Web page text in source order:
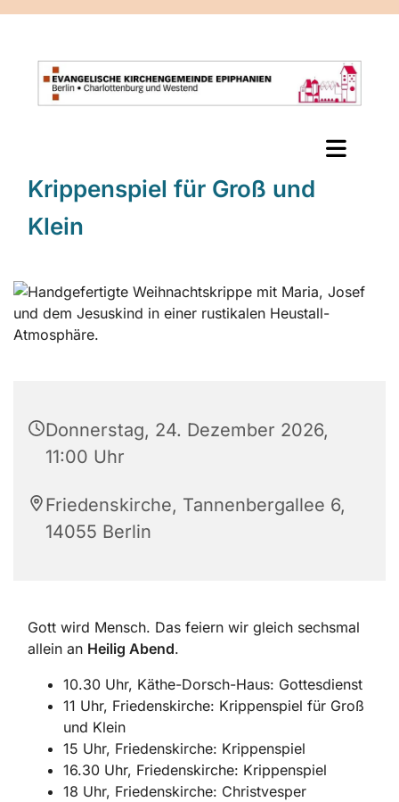
Krippenspiel für Groß und
Klein
Donnerstag, 24. Dezember 2026,
11:00 Uhr
Friedenskirche, Tannenbergallee 6,
14055 Berlin
Gott wird Mensch. Das feiern wir gleich sechsmal
allein an Heilig Abend.
10.30 Uhr, Käthe-Dorsch-Haus: Gottesdienst
11 Uhr, Friedenskirche: Krippenspiel für Groß
und Klein
15 Uhr, Friedenskirche: Krippenspiel
16.30 Uhr, Friedenskirche: Krippenspiel
18 Uhr, Friedenskirche: Christvesper